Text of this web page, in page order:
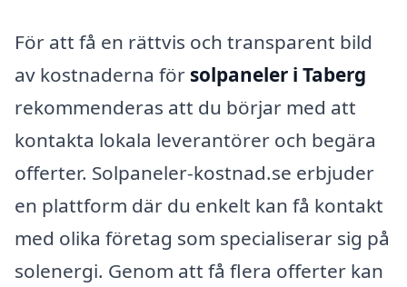
För att få en rättvis och transparent bild
av kostnaderna för solpaneler i Taberg
rekommenderas att du börjar med att
kontakta lokala leverantörer och begära
offerter. Solpaneler-kostnad.se erbjuder
en plattform där du enkelt kan få kontakt
med olika företag som specialiserar sig på
solenergi. Genom att få flera offerter kan